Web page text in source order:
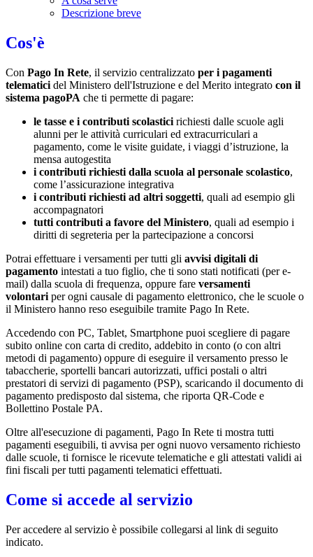
Descrizione breve
Cos'è
Con Pago In Rete, il servizio centralizzato per i pagamenti
telematici del Ministero dell'Istruzione e del Merito integrato con il
sistema pagoPA che ti permette di pagare:
le tasse e i contributi scolastici richiesti dalle scuole agli
alunni per le attività curriculari ed extracurriculari a
pagamento, come le visite guidate, i viaggi d’istruzione, la
mensa autogestita
i contributi richiesti dalla scuola al personale scolastico,
come l’assicurazione integrativa
i contributi richiesti ad altri soggetti, quali ad esempio gli
accompagnatori
tutti contributi a favore del Ministero, quali ad esempio i
diritti di segreteria per la partecipazione a concorsi
Potrai effettuare i versamenti per tutti gli avvisi digitali di
pagamento intestati a tuo figlio, che ti sono stati notificati (per e-
mail) dalla scuola di frequenza, oppure fare versamenti
volontari per ogni causale di pagamento elettronico, che le scuole o
il Ministero hanno reso eseguibile tramite Pago In Rete.
Accedendo con PC, Tablet, Smartphone puoi scegliere di pagare
subito online con carta di credito, addebito in conto (o con altri
metodi di pagamento) oppure di eseguire il versamento presso le
tabaccherie, sportelli bancari autorizzati, uffici postali o altri
prestatori di servizi di pagamento (PSP), scaricando il documento di
pagamento predisposto dal sistema, che riporta QR-Code e
Bollettino Postale PA.
Oltre all'esecuzione di pagamenti, Pago In Rete ti mostra tutti
pagamenti eseguibili, ti avvisa per ogni nuovo versamento richiesto
dalle scuole, ti fornisce le ricevute telematiche e gli attestati validi ai
fini fiscali per tutti pagamenti telematici effettuati.
Come si accede al servizio
Per accedere al servizio è possibile collegarsi al link di seguito
indicato.